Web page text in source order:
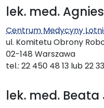
lek. med.
Centrum Medycyny
ul. Komitetu Obrony
02-148 Warszawa
tel.: 22 450 48 13 lub 22
lek. med.